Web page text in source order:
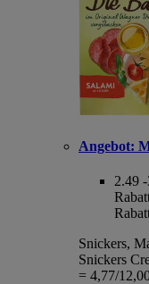
Angebot:
2.49
Snickers,
Snickers
= 4,77/